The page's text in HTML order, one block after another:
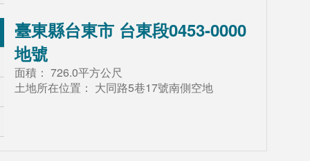
臺東縣台東市 台東段0453-0000
地號
面積： 726.0平方公尺
土地所在位置： 大同路5巷17號南側空地